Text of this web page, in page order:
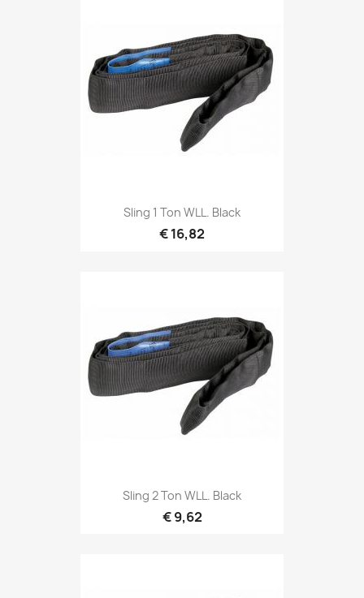
 Snel bekijken
Sling 1 Ton WLL. Black
€ 16,82
 Snel bekijken
Sling 2 Ton WLL. Black
€ 9,62